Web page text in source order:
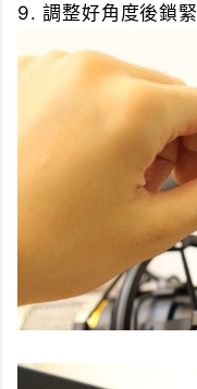
9. 調整好角度後鎖緊